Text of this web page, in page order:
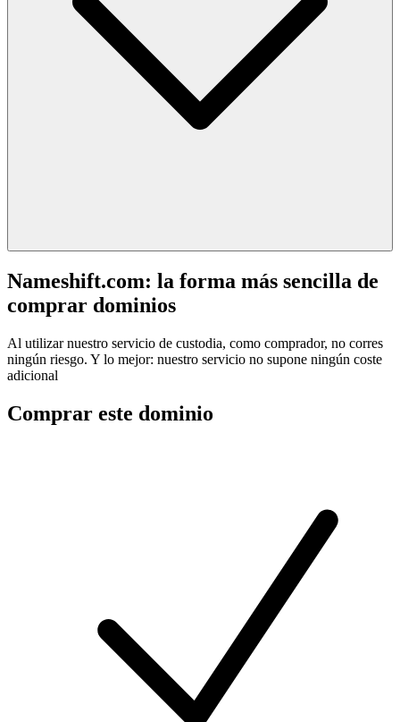
Nameshift.com: la forma más sencilla de
comprar dominios
Al utilizar nuestro servicio de custodia, como comprador, no corres
ningún riesgo. Y lo mejor: nuestro servicio no supone ningún coste
adicional
Comprar este dominio